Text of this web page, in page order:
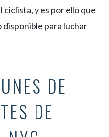
ciclista, y es por ello que
disponible para luchar
DE
DE